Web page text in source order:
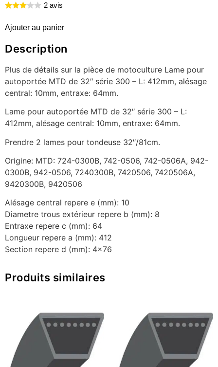
2 avis
Ajouter au panier
Description
Plus de détails sur la pièce de motoculture Lame pour
autoportée MTD de 32″ série 300 – L: 412mm, alésage
central: 10mm, entraxe: 64mm.
Lame pour autoportée MTD de 32″ série 300 – L:
412mm, alésage central: 10mm, entraxe: 64mm.
Prendre 2 lames pour tondeuse 32″/81cm.
Origine: MTD: 724-0300B, 742-0506, 742-0506A, 942-
0300B, 942-0506, 7240300B, 7420506, 7420506A,
9420300B, 9420506
Alésage central repere e (mm): 10
Diametre trous extérieur repere b (mm): 8
Entraxe repere c (mm): 64
Longueur repere a (mm): 412
Section repere d (mm): 4×76
Produits similaires